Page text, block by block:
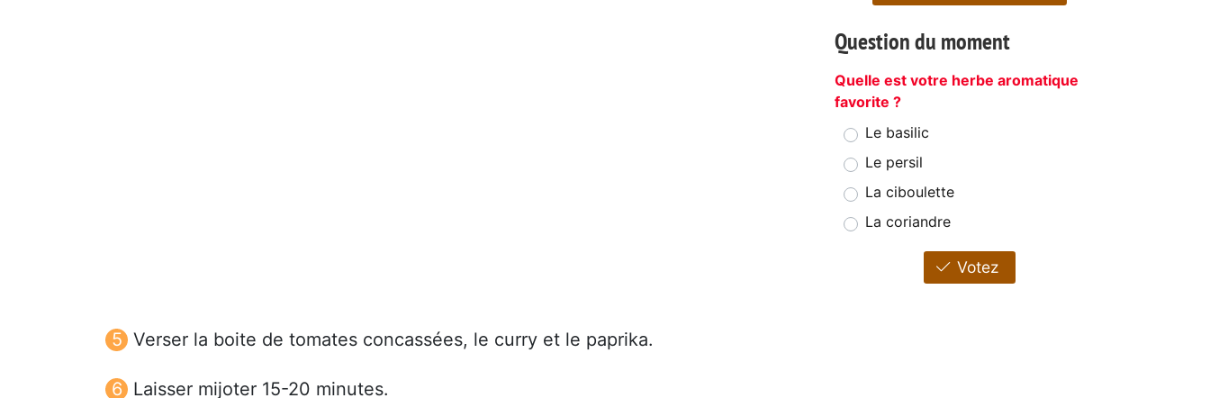
Verser la boite de tomates concassées, le curry et le paprika.
Laisser mijoter 15-20 minutes.
Question du moment
Quelle est votre herbe aromatique
favorite ?
Le basilic
Le persil
La ciboulette
La coriandre
Votez